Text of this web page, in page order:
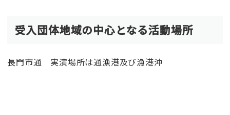
受入団体地域の中心となる活動場所
長門市通 実演場所は通漁港及び漁港沖